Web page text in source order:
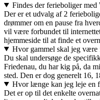
Findes der ferieboliger
Der er et udvalg af 2
drømmer om en pause fra
vil være forbundet til
hjemmeside til at finde et
Hvor gammel skal jeg være
Du skal undersøge de
Friedenau, du har kig på, da
sted. Den er dog generelt 16,
Hvor længe kan jeg leje en
Det er op til det enkelte